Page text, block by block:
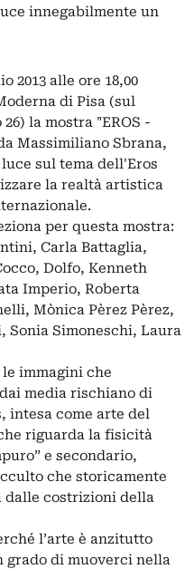
innegabilmente un
2013 alle ore 18,00
di Pisa (sul
la mostra "EROS -
Massimiliano Sbrana,
sul tema dell'Eros
la realtà artistica
per questa mostra:
Carla Battaglia,
Dolfo, Kenneth
Imperio, Roberta
Mònica Pèrez Pèrez,
Sonia Simoneschi, Laura
immagini che
media rischiano di
intesa come arte del
riguarda la fisicità
e secondario,
che storicamente
dalle costrizioni della
l’arte è anzitutto
grado di muoverci nella